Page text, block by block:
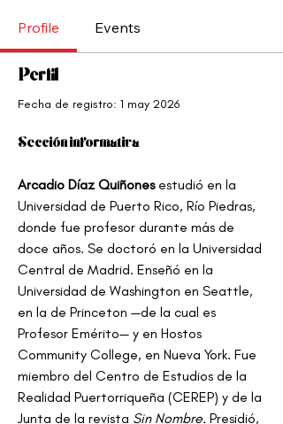
Profile Events
Perfil
Fecha de registro: 1 may 2026
Sección informativa
Arcadio Díaz Quiñones estudió en la
Universidad de Puerto Rico, Río Piedras,
donde fue profesor durante más de
doce años. Se doctoró en la Universidad
Central de Madrid. Enseñó en la
Universidad de Washington en Seattle,
en la de Princeton —de la cual es
Profesor Emérito— y en Hostos
Community College, en Nueva York. Fue
miembro del Centro de Estudios de la
Realidad Puertorriqueña (CEREP) y de la
Junta de la revista Sin Nombre. Presidió,